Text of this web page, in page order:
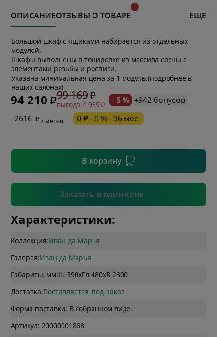
ОПИСАНИЕОТЗЫВЫ О ТОВАРЕ ЕЩЕ
Большой шкаф с ящиками набирается из отдельных
модулей.
Шкафы выполнены в тонировке из массива сосны с
элементами резьбы и росписи.
Указана минимальная цена за 1 модуль.(подробнее в
наших салонах)
94 210 99 169
выгода 4 959 - 5 % +942 бонусов
2616
/ месяц 0 ₽ - 0 % - 36 мес.
В корзину
Заказать в один клик
* обязательное поле
* необязательное поле
Подтвердить
Характеристики:
Коллекция:Иван да Марья
Галерея:Иван да Марья
Габариты, мм:Ш 390xГл 480xВ 2300
Доставка:Поставляется_под_заказ
Форма поставки: В собранном виде.
Артикул: 20000001868